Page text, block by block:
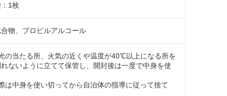
1枚
物、プロピルアルコール
の当たる所、火気の近くや温度が40℃以上になる所を
ないように立てて保管し、開封後は一度で中身を使
は中身を使い切ってから自治体の指導に従って捨て